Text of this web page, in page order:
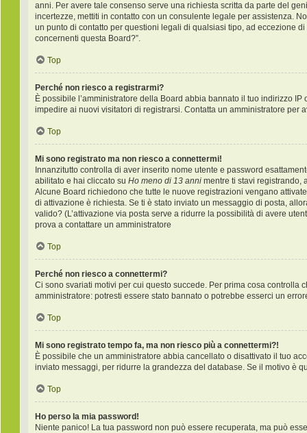
anni. Per avere tale consenso serve una richiesta scritta da parte del
incertezze, mettiti in contatto con un consulente legale per assistenza.
un punto di contatto per questioni legali di qualsiasi tipo, ad eccezione
concernenti questa Board?”.
Top
Perché non riesco a registrarmi?
È possibile l’amministratore della Board abbia bannato il tuo indirizzo
impedire ai nuovi visitatori di registrarsi. Contatta un amministratore per
Top
Mi sono registrato ma non riesco a connettermi!
Innanzitutto controlla di aver inserito nome utente e password
abilitato e hai cliccato su Ho meno di 13 anni mentre ti stavi registrando,
Alcune Board richiedono che tutte le nuove registrazioni vengano
di attivazione è richiesta. Se ti è stato inviato un messaggio di posta,
valido? (L’attivazione via posta serve a ridurre la possibilità di avere
prova a contattare un amministratore
Top
Perché non riesco a connettermi?
Ci sono svariati motivi per cui questo succede. Per prima cosa
amministratore: potresti essere stato bannato o potrebbe esserci un
Top
Mi sono registrato tempo fa, ma non riesco più a connettermi?!
È possibile che un amministratore abbia cancellato o disattivato il tuo
inviato messaggi, per ridurre la grandezza del database. Se il motivo è
Top
Ho perso la mia password!
Niente panico! La tua password non può essere recuperata, ma può